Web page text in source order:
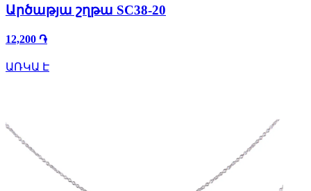
Արծաթյա շղթա SC38-20
12,200 ֏
ԱՌԿԱ Է